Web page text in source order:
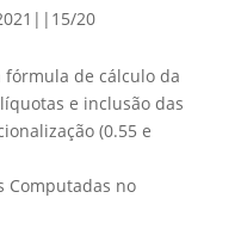
20
fórmula de cálculo da
e inclusão das
(0.55 e
Computadas no